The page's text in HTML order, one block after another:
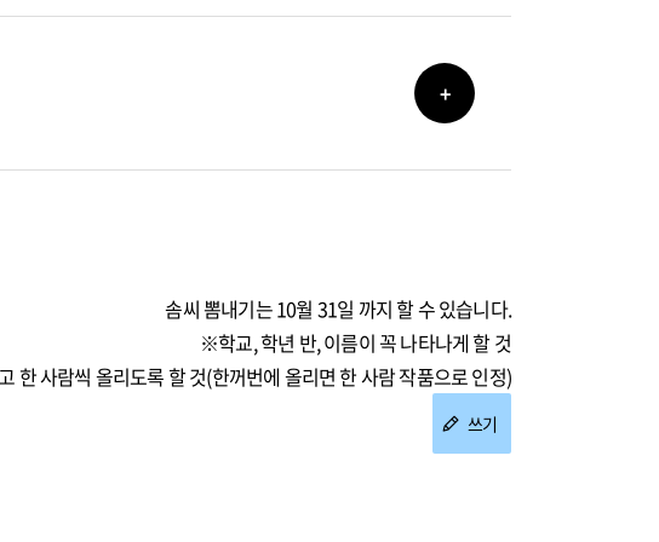
+
솜씨 뽐내기는 10월 31일 까지 할 수 있습니다.
※학교, 학년 반, 이름이 꼭 나타나게 할 것
한 사람씩 올리도록 할 것(한꺼번에 올리면 한 사람 작품으로 인정)
쓰기